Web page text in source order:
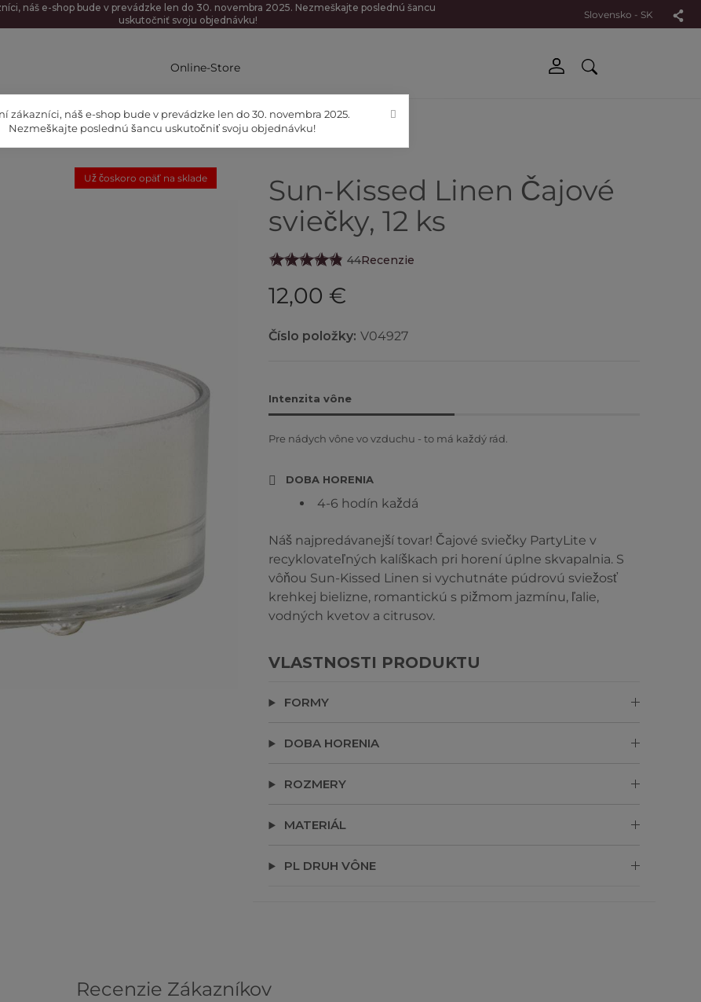
náš e-shop bude v prevádzke len do 30. novembra 2025. Nezmeškajte poslednú šancu
uskutočniť svoju objednávku!
Slovensko - SK
Online-Store
Už čoskoro opäť na sklade
Sun-Kissed Linen Čajové
sviečky, 12 ks
44Recenzie
12,00 €
Číslo položky: V04927
Intenzita vône
Pre nádych vône vo vzduchu - to má každý rád.
DOBA HORENIA
4-6 hodín každá
Náš najpredávanejší tovar! Čajové sviečky PartyLite v
recyklovateľných kalíškach pri horení úplne skvapalnia. S
vôňou Sun-Kissed Linen si vychutnáte púdrovú sviežosť
krehkej bielizne, romantickú s pižmom jazmínu, ľalie,
vodných kvetov a citrusov.
VLASTNOSTI PRODUKTU
FORMY
DOBA HORENIA
ROZMERY
MATERIÁL
PL DRUH VÔNE
Recenzie Zákazníkov
zákazníci, náš e-shop bude v prevádzke len do 30. novembra 2025.
Nezmeškajte poslednú šancu uskutočniť svoju objednávku!